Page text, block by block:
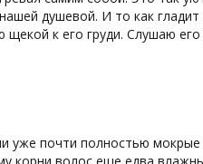
душевой. И то как
к его груди. Слушаю
уже почти полностью